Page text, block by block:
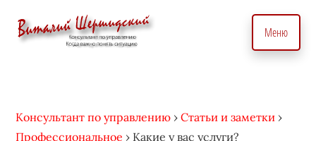
Дополнительное
меню
вопросам
управления
вопросам
Меню
Консультант по управлению ›Статьи и заметки ›
Профессиональное › Какие у вас услуги?